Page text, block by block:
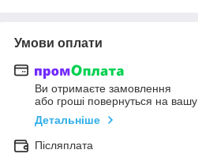
Умови оплати
Ви отримаєте замовлення
або гроші повернуться на вашу
Детальніше
Післяплата